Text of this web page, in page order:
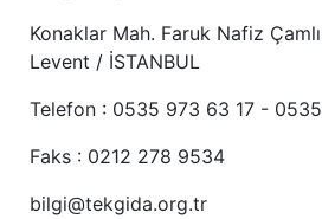
Konaklar Mah. Faruk Nafiz
Levent / İSTANBUL
Telefon : 0535 973 63 17 -
Faks : 0212 278 9534
bilgi@tekgida.org.tr